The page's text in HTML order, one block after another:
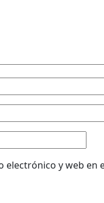
electrónico y web en